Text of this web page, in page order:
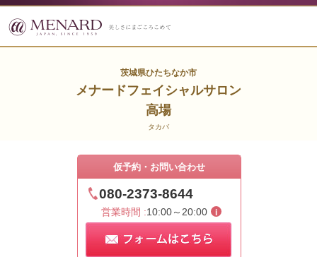
茨城県ひたちなか市
メナードフェイシャルサロン
高場
タカバ
仮予約・お問い合わせ
080-2373-8644
営業時間 :10:00～20:00